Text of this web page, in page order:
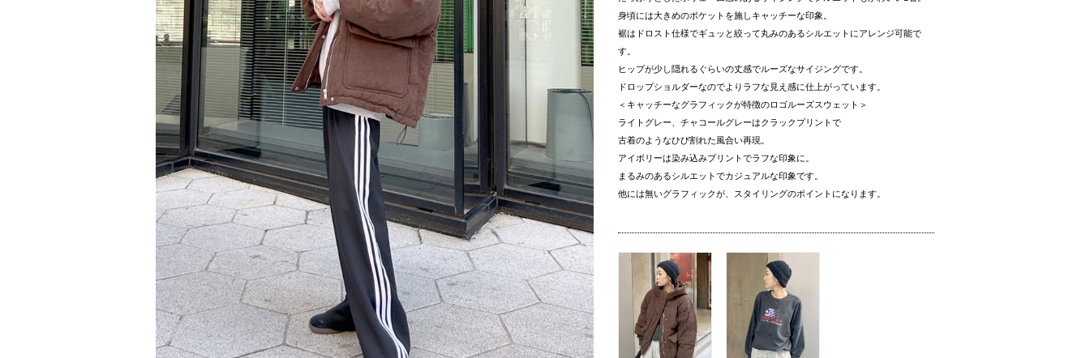
身頃には大きめのポケットを施しキャッチーな印象。
裾はドロスト仕様でギュッと絞って丸みのあるシルエットにアレンジ可能で
す。
ヒップが少し隠れるぐらいの丈感でルーズなサイジングです。
ドロップショルダーなのでよりラフな見え感に仕上がっています。
＜キャッチーなグラフィックが特徴のロゴルーズスウェット＞
ライトグレー、チャコールグレーはクラックプリントで
古着のようなひび割れた風合い再現。
アイボリーは染み込みプリントでラフな印象に。
まるみのあるシルエットでカジュアルな印象です。
他には無いグラフィックが、スタイリングのポイントになります。